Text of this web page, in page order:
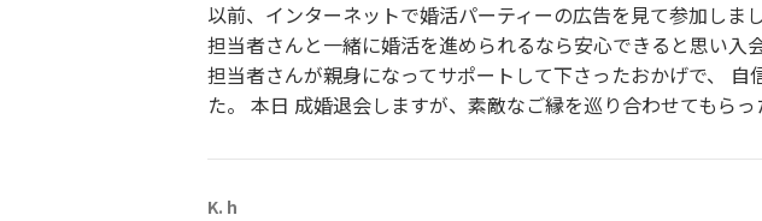
以前、インターネットで婚活パーティーの広告を見て参加しま
担当者さんと一緒に婚活を進められるなら安心できると思い入
担当者さんが親身になってサポートして下さったおかげで、
た。 本日 成婚退会しますが、素敵なご縁を巡り合わせてもら
K. h